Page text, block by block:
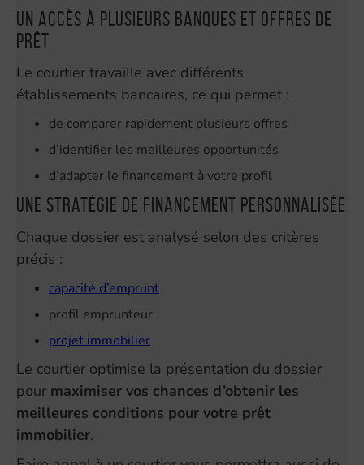
Un accès à plusieurs banques et offres de
prêt
Le courtier travaille avec différents
établissements bancaires, ce qui permet :
de comparer rapidement plusieurs offres
d’identifier les meilleures opportunités
d’adapter le financement à votre profil
Une stratégie de financement personnalisée
Chaque dossier est analysé selon des critères
précis :
capacité d’emprunt
profil emprunteur
projet immobilier
Le courtier optimise la présentation du dossier
pour maximiser vos chances d’obtenir les
meilleures conditions pour votre prêt
immobilier.